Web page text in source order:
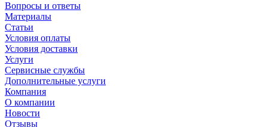
Вопросы и ответы
Материалы
Статьи
Условия оплаты
Условия доставки
Услуги
Сервисные службы
Дополнительные услуги
Компания
О компании
Новости
Отзывы